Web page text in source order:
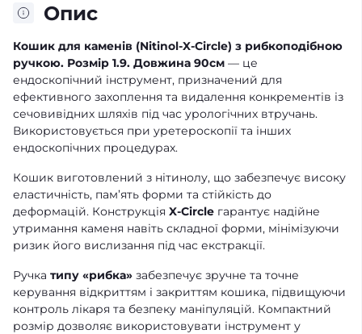
Опис
Кошик для каменів (Nitinol-X-Circle) з рибкоподібною
ручкою. Розмір 1.9. Довжина 90см — це
ендоскопічний інструмент, призначений для
ефективного захоплення та видалення конкрементів із
сечовивідних шляхів під час урологічних втручань.
Використовується при уретероскопії та інших
ендоскопічних процедурах.
Кошик виготовлений з нітинолу, що забезпечує високу
еластичність, пам’ять форми та стійкість до
деформацій. Конструкція X-Circle гарантує надійне
утримання каменя навіть складної форми, мінімізуючи
ризик його вислизання під час екстракції.
Ручка типу «рибка» забезпечує зручне та точне
керування відкриттям і закриттям кошика, підвищуючи
контроль лікаря та безпеку маніпуляцій. Компактний
розмір дозволяє використовувати інструмент у